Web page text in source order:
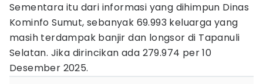
Sementara itu dari informasi yang dihimpun Dinas
Kominfo Sumut, sebanyak 69.993 keluarga yang
masih terdampak banjir dan longsor di Tapanuli
Selatan. Jika dirincikan ada 279.974 per 10
Desember 2025.